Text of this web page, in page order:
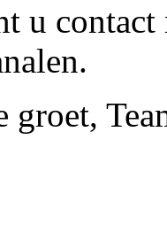
u contact